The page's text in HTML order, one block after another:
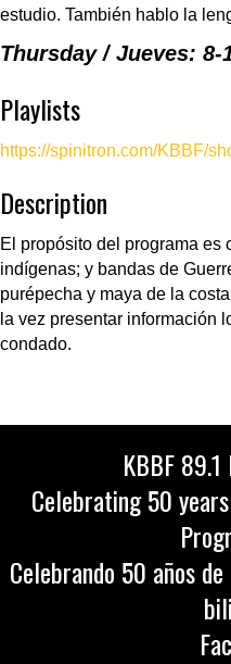
estudio. También hablo la
Thursday / Jueves: 8-
Playlists
https://spinitron.com/KBBF/
Description
El propósito del programa es
indígenas; y bandas de
purépecha y maya de la
la vez presentar información
condado.
KBBF
Celebrating 50
Celebrando 50 años